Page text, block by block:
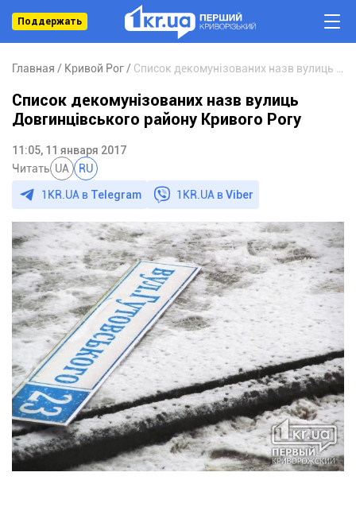
Поддержать
Главная Кривой Рог
Список декомунізованих назв вулиць
Довгинцівського району Кривого Рогу
11:05, 11 января 2017
Читать UA RU
1KR.UA в Telegram 1KR.UA вViber